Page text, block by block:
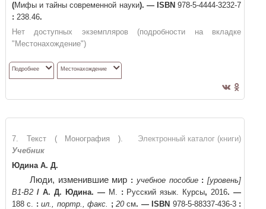
(Мифы и тайны современной науки). — ISBN 978-5-4444-3232-7
: 238.46.
Нет доступных экземпляров (подробности на вкладке
"Местонахождение")
Подробнее Местонахождение
Электронный каталог (книги)
7. Текст ( Монография ).
Учебник
Юдина А. Д.
Люди, изменившие мир : учебное пособие : [уровень]
В1-В2 / А. Д. Юдина. —М. : Русский язык. Курсы, 2016. —
188 с. : ил., портр., факс. ; 20 см. — ISBN 978-5-88337-436-3 :